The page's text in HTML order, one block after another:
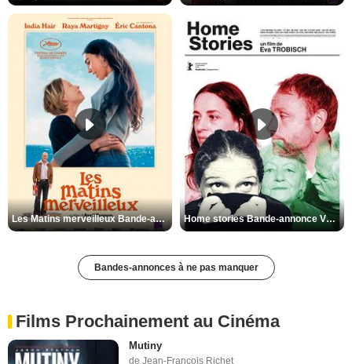
Les Matins merveilleux Bande-annonce VF Home stories Bande-annonce VO STFR
Bandes-annonces à ne pas manquer
Films Prochainement au Cinéma
Mutiny
de Jean-François Richet